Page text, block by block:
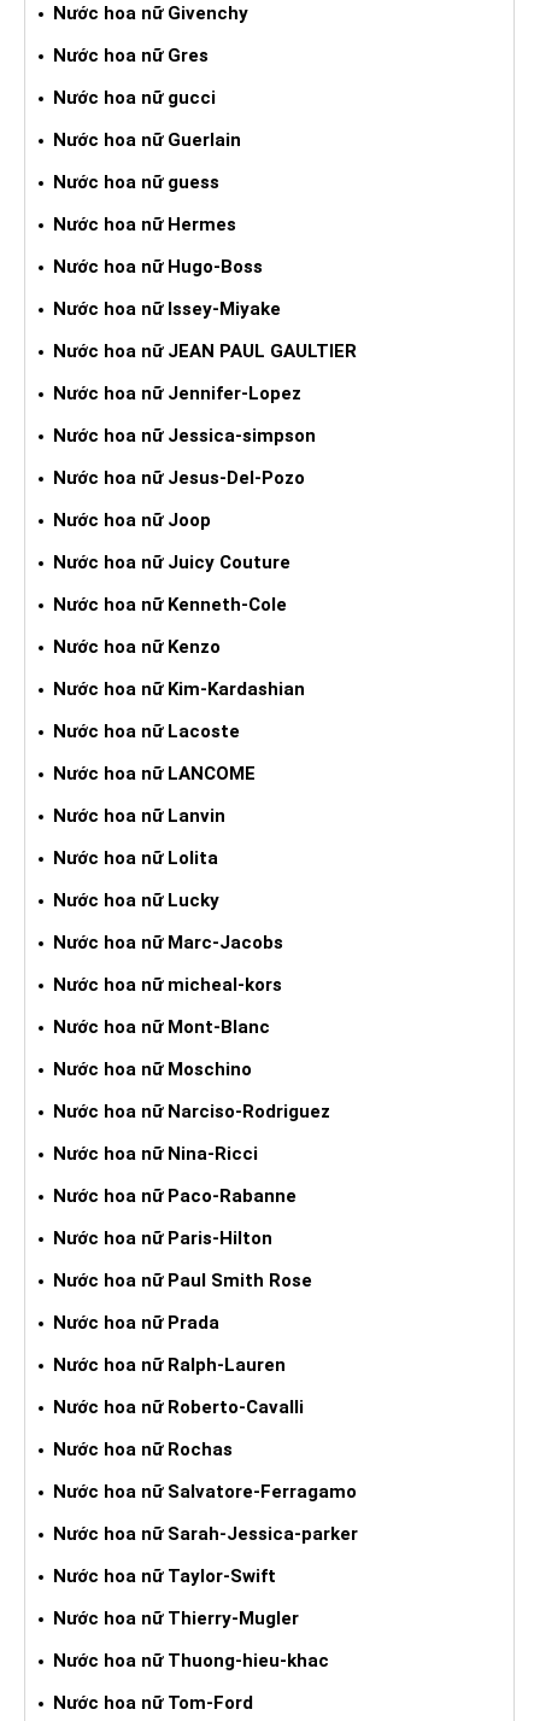
Nước hoa nữ Givenchy
Nước hoa nữ Gres
Nước hoa nữ gucci
Nước hoa nữ Guerlain
Nước hoa nữ guess
Nước hoa nữ Hermes
Nước hoa nữ Hugo-Boss
Nước hoa nữ Issey-Miyake
Nước hoa nữ JEAN PAUL GAULTIER
Nước hoa nữ Jennifer-Lopez
Nước hoa nữ Jessica-simpson
Nước hoa nữ Jesus-Del-Pozo
Nước hoa nữ Joop
Nước hoa nữ Juicy Couture
Nước hoa nữ Kenneth-Cole
Nước hoa nữ Kenzo
Nước hoa nữ Kim-Kardashian
Nước hoa nữ Lacoste
Nước hoa nữ LANCOME
Nước hoa nữ Lanvin
Nước hoa nữ Lolita
Nước hoa nữ Lucky
Nước hoa nữ Marc-Jacobs
Nước hoa nữ micheal-kors
Nước hoa nữ Mont-Blanc
Nước hoa nữ Moschino
Nước hoa nữ Narciso-Rodriguez
Nước hoa nữ Nina-Ricci
Nước hoa nữ Paco-Rabanne
Nước hoa nữ Paris-Hilton
Nước hoa nữ Paul Smith Rose
Nước hoa nữ Prada
Nước hoa nữ Ralph-Lauren
Nước hoa nữ Roberto-Cavalli
Nước hoa nữ Rochas
Nước hoa nữ Salvatore-Ferragamo
Nước hoa nữ Sarah-Jessica-parker
Nước hoa nữ Taylor-Swift
Nước hoa nữ Thierry-Mugler
Nước hoa nữ Thuong-hieu-khac
Nước hoa nữ Tom-Ford